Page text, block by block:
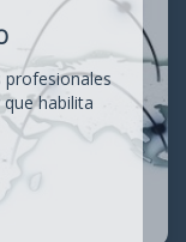
habilita